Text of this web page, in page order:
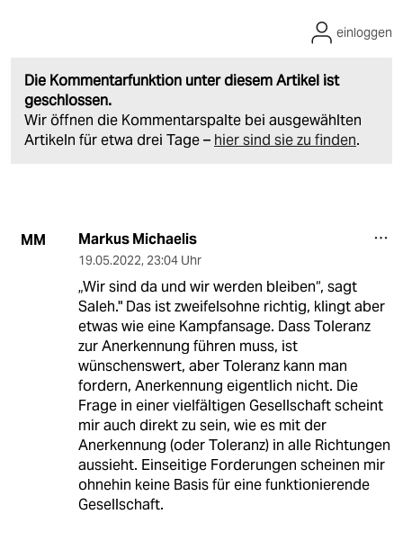
Die Kommentarfunktion unter diesem Artikel ist
geschlossen.
Wir öffnen die Kommentarspalte bei ausgewählten
Artikeln für etwa drei Tage – hier sind sie zu finden.
einloggen
MM Markus Michaelis
19.05.2022, 23:04 Uhr
„Wir sind da und wir werden bleiben“, sagt
Saleh." Das ist zweifelsohne richtig, klingt aber
etwas wie eine Kampfansage. Dass Toleranz
zur Anerkennung führen muss, ist
wünschenswert, aber Toleranz kann man
fordern, Anerkennung eigentlich nicht. Die
Frage in einer vielfältigen Gesellschaft scheint
mir auch direkt zu sein, wie es mit der
Anerkennung (oder Toleranz) in alle Richtungen
aussieht. Einseitige Forderungen scheinen mir
ohnehin keine Basis für eine funktionierende
Gesellschaft.